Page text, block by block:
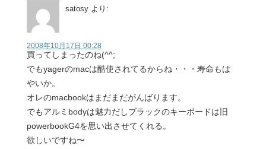
satosy より:
2008年10月17日 00:28
買ってしまったのね(^^;
でもyagerのmacは酷使されてるからね・・・寿命もは
やいか。
オレのmacbookはまだまだがんばります。
でもアルミbodyは魅力だしブラックのキーボードは旧
powerbookG4を思い出させてくれる。
欲しいですね〜